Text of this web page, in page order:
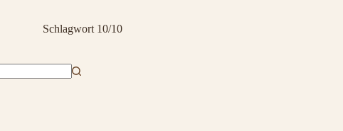
Schlagwort 10/10